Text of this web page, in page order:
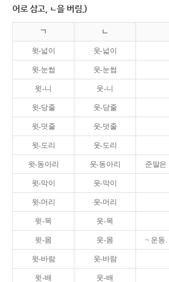
어로 삼고, ㄴ을 버림.)
ㄱ ㄴ
윗-넓이 웃-넓이
윗-눈썹 웃-눈썹
윗-니 웃-니
윗-당줄 웃-당줄
윗-덧줄 웃-덧줄
윗-도리 웃-도리
윗-동아리 웃-동아리 준말은
윗-막이 웃-막이
윗-머리 웃-머리
윗-목 웃-목
윗-몸 웃-몸 ~ 운동.
윗-바람 웃-바람
윗-배 웃-배